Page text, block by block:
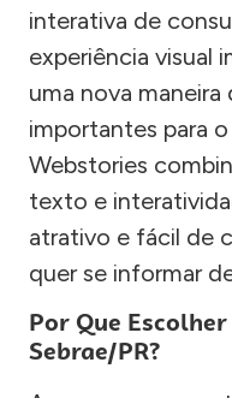
interativa de
experiência visual
uma nova
importantes para
Webstories
texto e
atrativo e fácil de
quer se informar
Por Que
Sebrae/PR?